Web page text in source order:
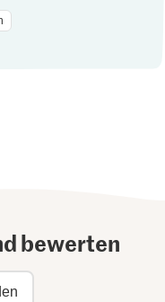
bewerten